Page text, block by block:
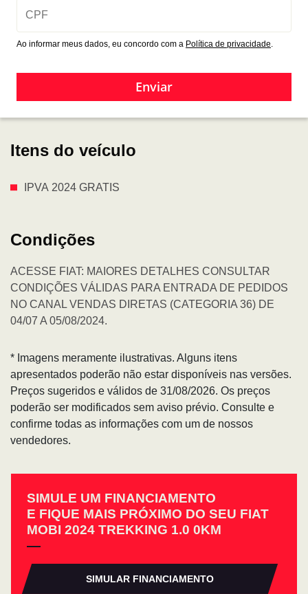
Itens do veículo
IPVA 2024 GRATIS
Condições
ACESSE FIAT: MAIORES DETALHES CONSULTAR
CONDIÇÕES VÁLIDAS PARA ENTRADA DE PEDIDOS
NO CANAL VENDAS DIRETAS (CATEGORIA 36) DE
04/07 A 05/08/2024.
* Imagens meramente ilustrativas. Alguns itens
apresentados poderão não estar disponíveis nas versões.
Preços sugeridos e válidos de 31/08/2026. Os preços
poderão ser modificados sem aviso prévio. Consulte e
confirme todas as informações com um de nossos
vendedores.
Ao informar meus dados, eu concordo com a Política de privacidade
Enviar
SIMULE UM FINANCIAMENTO
E FIQUE MAIS PRÓXIMO DO SEU FIAT
MOBI 2024 TREKKING 1.0 0KM
SIMULAR FINANCIAMENTO